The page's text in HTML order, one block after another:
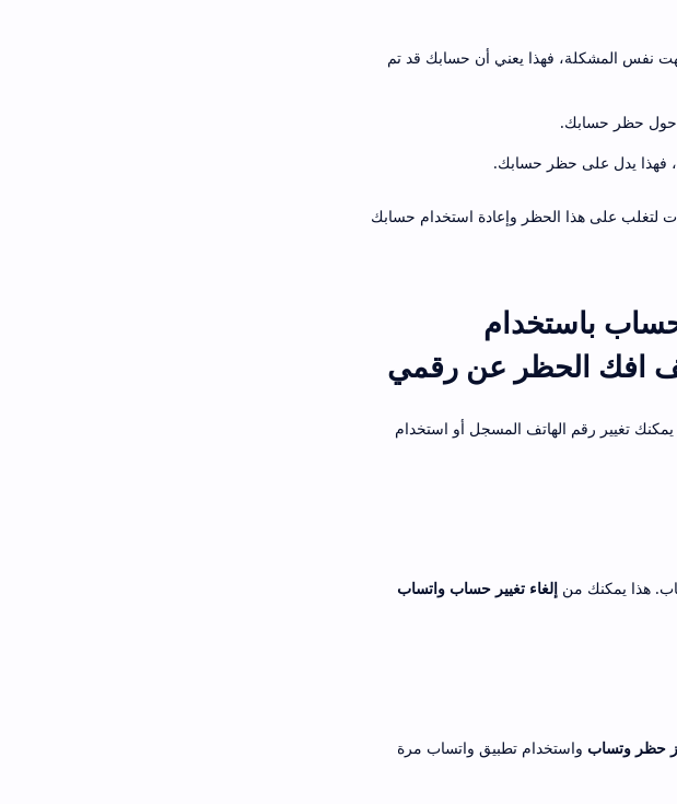
نفس المشكلة، فهذا يعني أن حسابك قد تم
حول حظر حسابك.
فهذا يدل على حظر حسابك.
لتغلب على هذا الحظر وإعادة استخدام حسابك
باستخدام
افك الحظر عن رقمي
تغيير رقم الهاتف المسجل أو استخدام
هذا يمكنك منإلغاء تغيير حساب واتساب
حظر وتساب واستخدام تطبيق واتساب مرة